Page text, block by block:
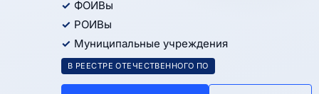
ФОИВы
РОИВы
Муниципальные учреждения
В РЕЕСТРЕ ОТЕЧЕСТВЕННОГО ПО